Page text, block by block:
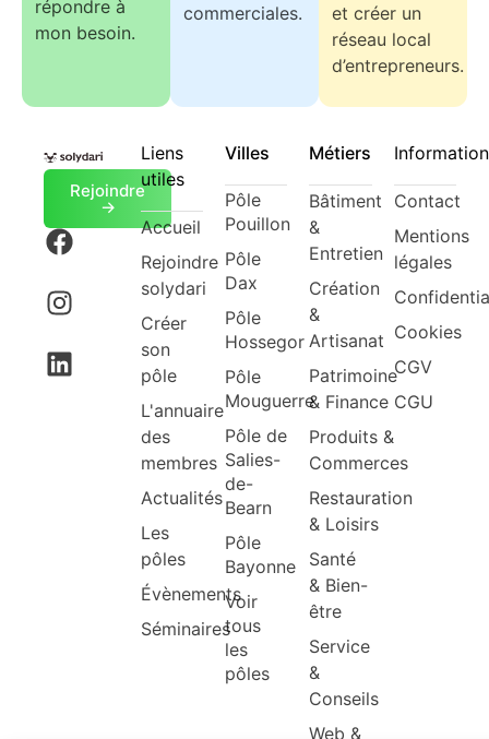
répondre à
mon besoin.
commerciales.
et créer un
réseau local
d’entrepreneurs.
Rejoindre
->
Liens
utiles
Accueil
Rejoindre
solydari
Créer
son
pôle
L'annuaire
des
membres
Actualités
Les
pôles
Évènements
Séminaires
Villes
Pôle
Pouillon
Pôle
Dax
Pôle
Hossegor
Pôle
Mouguerre
Pôle de
Salies-
de-
Bearn
Pôle
Bayonne
Voir
tous
les
pôles
Métiers
Bâtiment
&
Entretien
Création
&
Artisanat
Patrimoine
& Finance
Produits &
Commerces
Restauration
& Loisirs
Santé
& Bien-
être
Service
&
Conseils
Web &
Contact
Mentions
légales
Cookies
CGV
CGU